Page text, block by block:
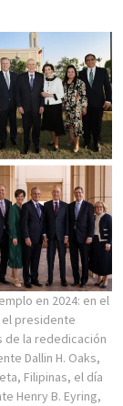
en 2024: en el
presidente
de la rededicación
Dallin H. Oaks,
Filipinas, el día
Henry B. Eyring,